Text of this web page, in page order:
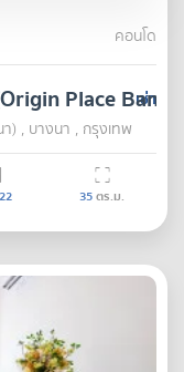
คอนโด
เช่า
Place
) , บางนา , กรุงเทพ
22 35ตร.ม.